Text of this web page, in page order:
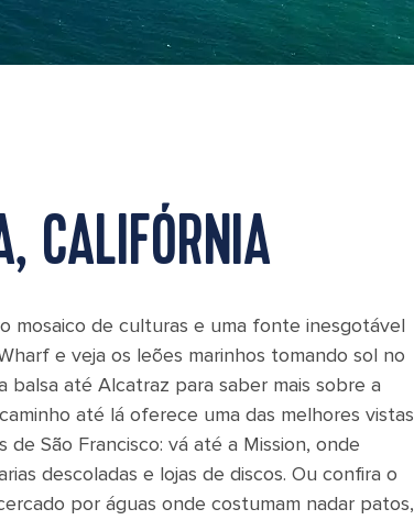
CALIFÓRNIA
mosaico de culturas e uma fonte inesgotável
e veja os leões marinhos tomando sol no
balsa até Alcatraz para saber mais sobre a
até lá oferece uma das melhores vistas
São Francisco: vá até a Mission, onde
descoladas e lojas de discos. Ou confira o
por águas onde costumam nadar patos,